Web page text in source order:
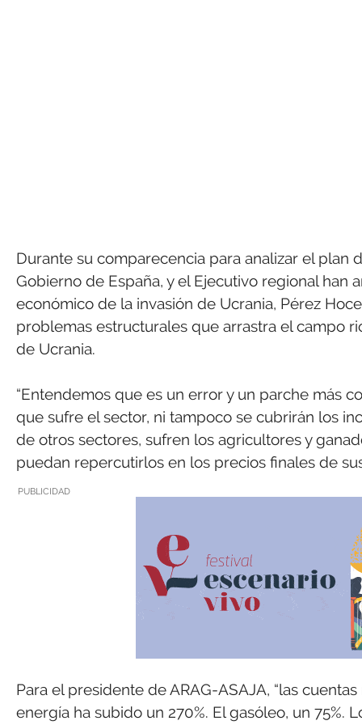
Durante su comparecencia para analizar el
Gobierno de España, y el Ejecutivo regional han
económico de la invasión de Ucrania, Pérez
problemas estructurales que arrastra el campo
de Ucrania.
“Entendemos que es un error y un parche más
que sufre el sector, ni tampoco se cubrirán los
de otros sectores, sufren los agricultores y
puedan repercutirlos en los precios finales de
PUBLICIDAD
Para el presidente de ARAG-ASAJA, “las
energía ha subido un 270%. El gasóleo, un 75%.